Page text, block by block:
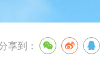
享到：